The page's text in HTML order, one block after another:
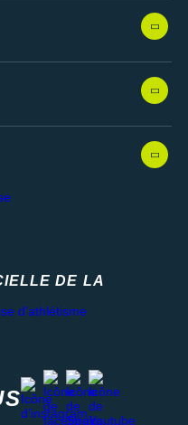
DE LA
instagram
facebook
stravayoutube